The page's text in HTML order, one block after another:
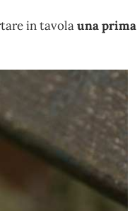
in tavolauna prima